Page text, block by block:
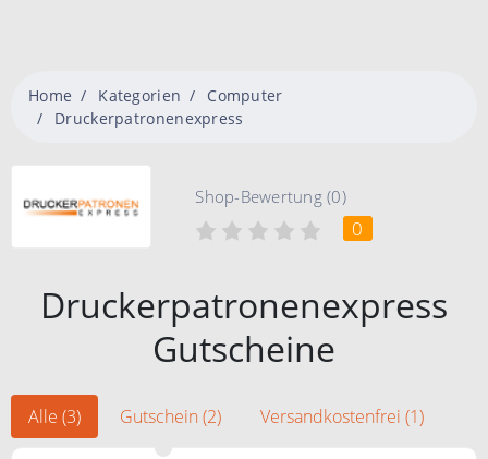
Home Kategorien
Computer
Druckerpatronenexpress
Shop-Bewertung (0)
0
Druckerpatronenexpress
Gutscheine
Alle (3) Gutschein (2) Versandkostenfrei (1)